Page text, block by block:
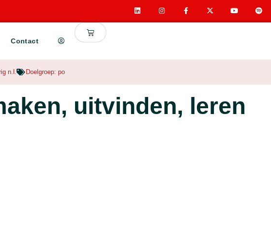
Contact
n.l. Doelgroep: po
uitvinden, leren